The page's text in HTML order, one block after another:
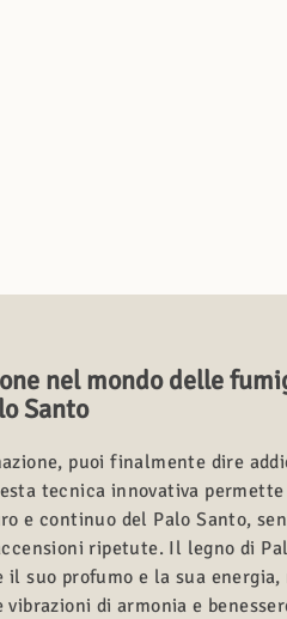
nel mondo delle
Santo
puoi finalmente dire
tecnica innovativa
e continuo del Palo Santo,
ripetute. Il legno di
il suo profumo e la sua energia,
vibrazioni di armonia e